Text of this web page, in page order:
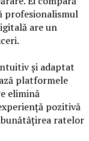
profesionalismul
are un
și adaptat
platformele
elimină
pozitivă
ratelor